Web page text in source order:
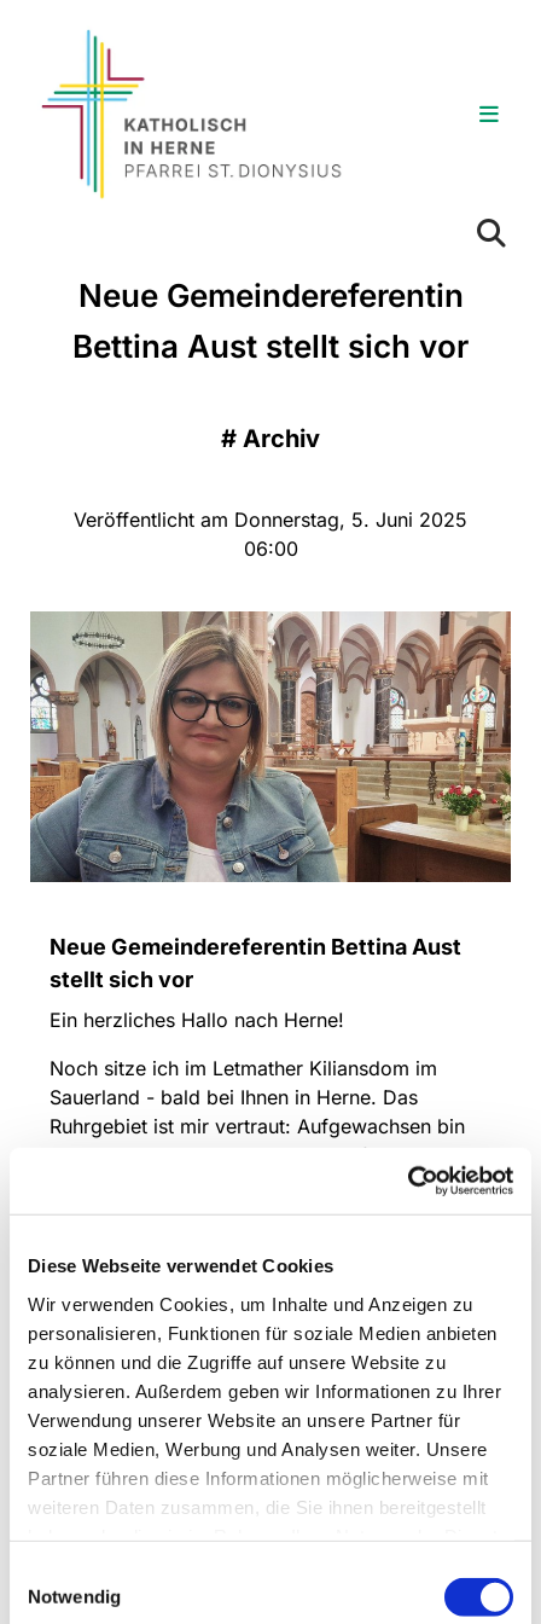
Diese Webseite verwendet Cookies
Wir verwenden Cookies, um Inhalte und Anzeigen zu
personalisieren, Funktionen für soziale Medien anbieten
zu können und die Zugriffe auf unsere Website zu
analysieren. Außerdem geben wir Informationen zu Ihrer
Verwendung unserer Website an unsere Partner für
soziale Medien, Werbung und Analysen weiter. Unsere
Partner führen diese Informationen möglicherweise mit
weiteren Daten zusammen, die Sie ihnen bereitgestellt
Notwendig
Neue Gemeindereferentin
Bettina Aust stellt sich vor
# Archiv
Veröffentlicht am Donnerstag, 5. Juni 2025
06:00
Neue Gemeindereferentin Bettina Aust
stellt sich vor
Ein herzliches Hallo nach Herne!
Noch sitze ich im Letmather Kiliansdom im
Sauerland - bald bei Ihnen in Herne. Das
Ruhrgebiet ist mir vertraut: Aufgewachsen bin
ich in Dortmund und Unna, meine familiären
Wurzeln liegen in Polen. Während meiner
Jugend hat mich die Verbundenheit zur Kirche
unter anderem als Messdienerleiterin und
Firmkatechetin aktiv. So ist der Wunsch
gewachsen, Gemeindereferentin zu werden.
Nach dem Abitur habe ich Religionspädagogik
in Paderborn studiert. Danach war ich zunächst
in Hagen im Pastoralen Raum Am Hagener
Kreuz eingesetzt, in den vergangenen Jahren in
Iserlohn im Pastoralverbund Letmathe. Das
Miteinander mit Kindern und Familien war mir
Möglichkeiten zu eröffnen, Erfahrungen von